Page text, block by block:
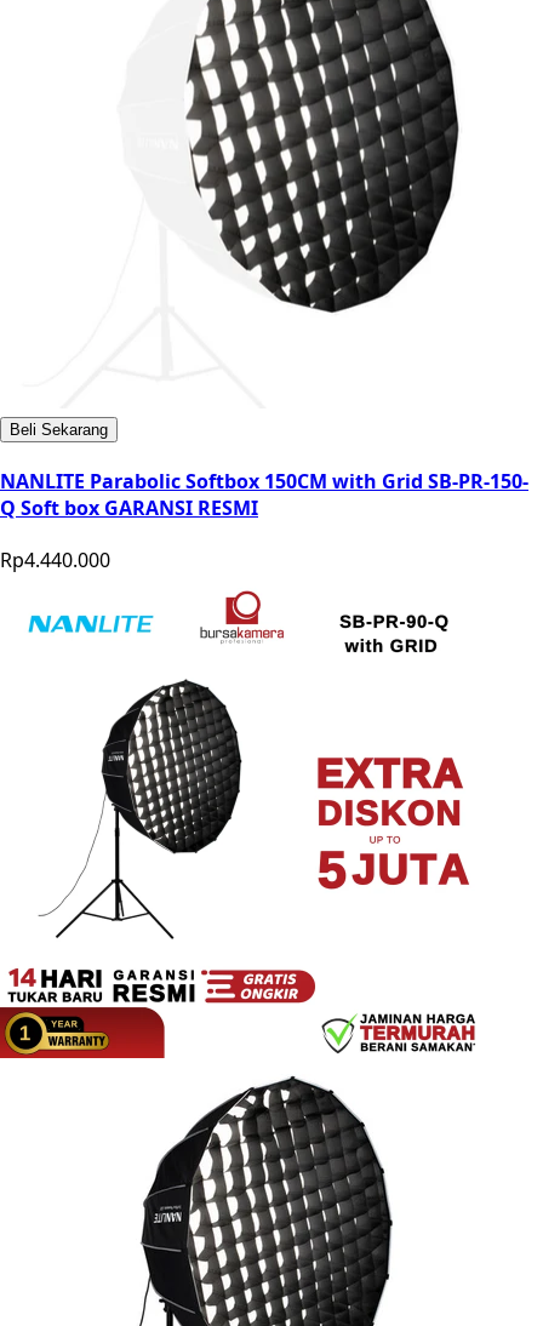
Beli Sekarang
NANLITE Parabolic Softbox 150CM with Grid SB-PR-150-
Q Soft box GARANSI RESMI
Rp4.440.000